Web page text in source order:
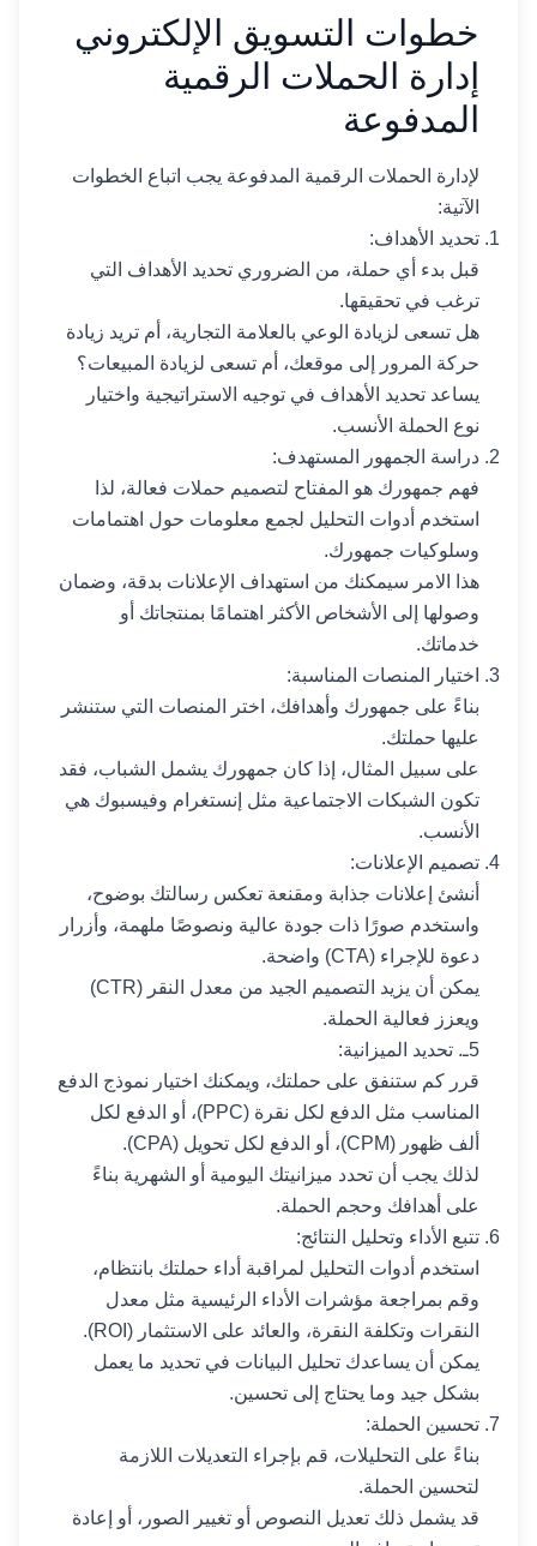
خطوات التسويق الإلكتروني
إدارة الحملات الرقمية
المدفوعة
لإدارة الحملات الرقمية المدفوعة يجب اتباع الخطوات
الآتية:
تحديد الأهداف:
قبل بدء أي حملة، من الضروري تحديد الأهداف التي
ترغب في تحقيقها.
هل تسعى لزيادة الوعي بالعلامة التجارية، أم تريد زيادة
حركة المرور إلى موقعك، أم تسعى لزيادة المبيعات؟
يساعد تحديد الأهداف في توجيه الاستراتيجية واختيار
نوع الحملة الأنسب.
دراسة الجمهور المستهدف:
فهم جمهورك هو المفتاح لتصميم حملات فعالة، لذا
استخدم أدوات التحليل لجمع معلومات حول اهتمامات
وسلوكيات جمهورك.
هذا الامر سيمكنك من استهداف الإعلانات بدقة، وضمان
وصولها إلى الأشخاص الأكثر اهتمامًا بمنتجاتك أو
خدماتك.
اختيار المنصات المناسبة:
بناءً على جمهورك وأهدافك، اختر المنصات التي ستنشر
عليها حملتك.
على سبيل المثال، إذا كان جمهورك يشمل الشباب، فقد
تكون الشبكات الاجتماعية مثل إنستغرام وفيسبوك هي
الأنسب.
تصميم الإعلانات:
أنشئ إعلانات جذابة ومقنعة تعكس رسالتك بوضوح،
واستخدم صورًا ذات جودة عالية ونصوصًا ملهمة، وأزرار
دعوة للإجراء (CTA) واضحة.
يمكن أن يزيد التصميم الجيد من معدل النقر (CTR)
ويعزز فعالية الحملة.
5ـ. تحديد الميزانية:
قرر كم ستنفق على حملتك، ويمكنك اختيار نموذج الدفع
المناسب مثل الدفع لكل نقرة (PPC)، أو الدفع لكل
ألف ظهور (CPM)، أو الدفع لكل تحويل (CPA).
لذلك يجب أن تحدد ميزانيتك اليومية أو الشهرية بناءً
على أهدافك وحجم الحملة.
تتبع الأداء وتحليل النتائج:
استخدم أدوات التحليل لمراقبة أداء حملتك بانتظام،
وقم بمراجعة مؤشرات الأداء الرئيسية مثل معدل
النقرات وتكلفة النقرة، والعائد على الاستثمار (ROI).
يمكن أن يساعدك تحليل البيانات في تحديد ما يعمل
بشكل جيد وما يحتاج إلى تحسين.
تحسين الحملة:
بناءً على التحليلات، قم بإجراء التعديلات اللازمة
لتحسين الحملة.
قد يشمل ذلك تعديل النصوص أو تغيير الصور، أو إعادة